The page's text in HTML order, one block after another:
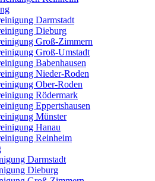
Darmstadt
Dieburg
Groß-Zimmern
Groß-Umstadt
Babenhausen
Nieder-Roden
Ober-Roden
Rödermark
Eppertshausen
Münster
Hanau
Reinheim
Darmstadt
Dieburg